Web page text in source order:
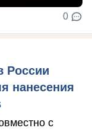
0
России
нанесения
с